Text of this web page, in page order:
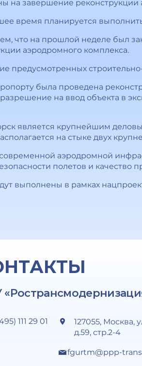
на завершение реконструкции
время планируется
что на прошлой неделе был
аэродромного комплекса.
предусмотренных
была проведена
на ввод объекта в
является крупнейшим
на стыке двух
аэродромной
полетов и качество
выполнены в рамках
111 29 01
127055, Москва,
д.59, стр.2-4
fgurtm@ppp-